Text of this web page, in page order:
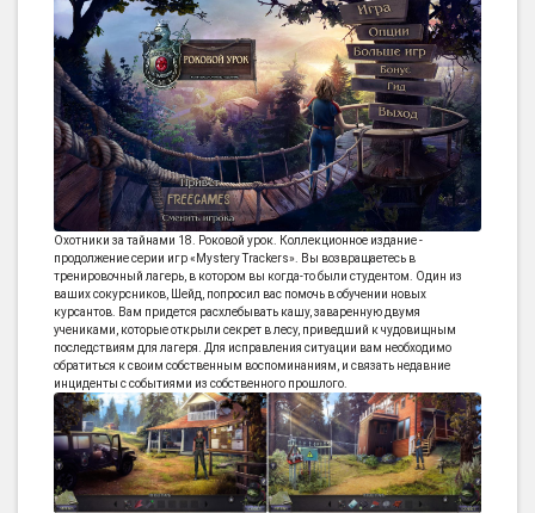
БИЗНЕС
ТРИ-В-РЯД
СТРАТЕГИИ
СТРЕЛЯЛКИ
КВЕСТ
КАК СКАЧАТЬ
НОВОСТИ
Охотники за тайнами 18. Роковой урок. Коллекционное издание -
продолжение серии игр «Mystery Trackers». Вы возвращаетесь в
тренировочный лагерь, в котором вы когда-то были студентом. Один из
ваших сокурсников, Шейд, попросил вас помочь в обучении новых
курсантов. Вам придется расхлебывать кашу, заваренную двумя
учениками, которые открыли секрет в лесу, приведший к чудовищным
последствиям для лагеря. Для исправления ситуации вам необходимо
обратиться к своим собственным воспоминаниям, и связать недавние
инциденты с событиями из собственного прошлого.